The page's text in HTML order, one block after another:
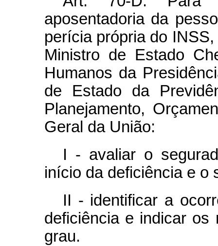
aposentadoria da
perícia própria do
Ministro de Estado
Humanos da
de Estado da
Planejamento,
Geral da União:
I - avaliar o
início da deficiência e o
II - identificar a
deficiência e indicar os
grau.